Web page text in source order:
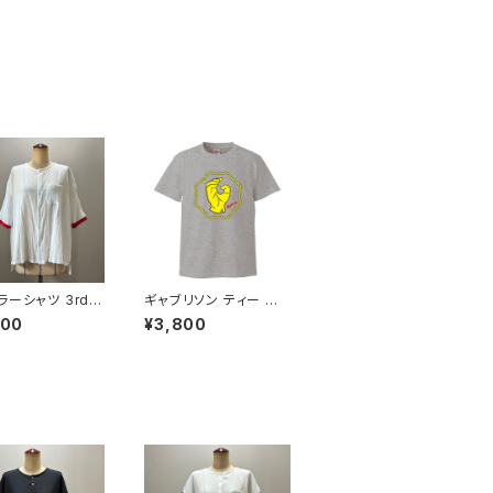
ーシャツ 3rd
×赤
ギャブリソン ティー グ
レー
¥3,800